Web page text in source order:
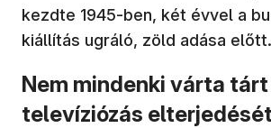
kezdte 1945-ben, két évvel a
kiállítás ugráló, zöld adása előtt.
Nem mindenki várta
televíziózás